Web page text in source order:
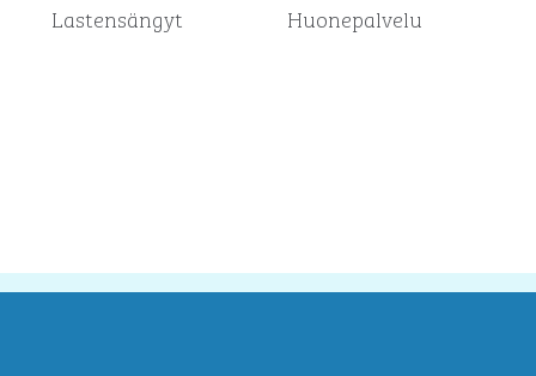
Lastensängyt Huone­palvelu